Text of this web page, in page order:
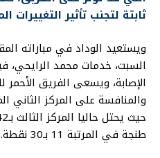
ثابتة لتجنب تأثير التغييرات
ويستعيد الوداد في مباراته
السبت، خدمات محمد الرايحي،
الإصابة، ويسعى الفريق الأحمر
والمنافسة على المركز الثاني
طنجة في المرتبة 11 بـ30 نقطة.